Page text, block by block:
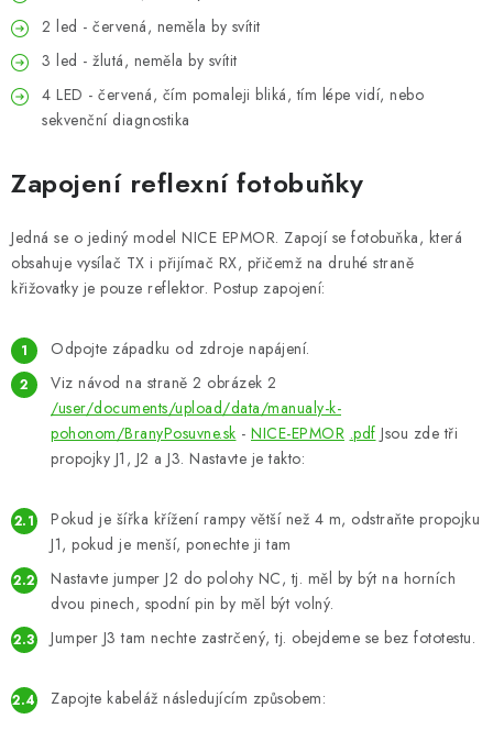
2 led - červená, neměla by svítit
3 led - žlutá, neměla by svítit
4 LED - červená, čím pomaleji bliká, tím lépe vidí, nebo
sekvenční diagnostika
Zapojení reflexní fotobuňky
Jedná se o jediný model NICE EPMOR. Zapojí se fotobuňka, která
obsahuje vysílač TX i přijímač RX, přičemž na druhé straně
křižovatky je pouze reflektor. Postup zapojení:
Odpojte západku od zdroje napájení.
Viz návod na straně 2 obrázek 2
/user/documents/upload/data/manualy-k-
pohonom/BranyPosuvne.sk - NICE-EPMOR .pdf Jsou zde tři
propojky J1, J2 a J3. Nastavte je takto:
Pokud je šířka křížení rampy větší než 4 m, odstraňte propojku
J1, pokud je menší, ponechte ji tam
Nastavte jumper J2 do polohy NC, tj. měl by být na horních
dvou pinech, spodní pin by měl být volný.
Jumper J3 tam nechte zastrčený, tj. obejdeme se bez fototestu.
Zapojte kabeláž následujícím způsobem: